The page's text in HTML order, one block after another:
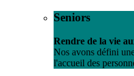
Seniors
Rendre de la vie
Nos avons défini
l'accueil des